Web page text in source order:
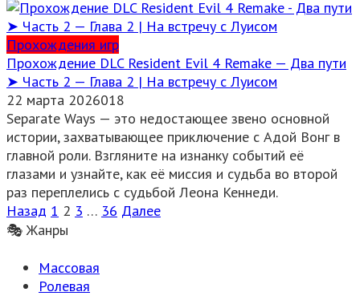
Прохождения игр
Прохождение DLC Resident Evil 4 Remake — Два пути
➤ Часть 2 — Глава 2 | На встречу с Луисом
22 марта 2026018
Separate Ways — это недостающее звено основной
истории, захватывающее приключение с Адой Вонг в
главной роли. Взгляните на изнанку событий её
глазами и узнайте, как её миссия и судьба во второй
раз переплелись с судьбой Леона Кеннеди.
Пагинация
записей
Назад 1 2 3 … 36 Далее
🎭 Жанры
Массовая
Ролевая